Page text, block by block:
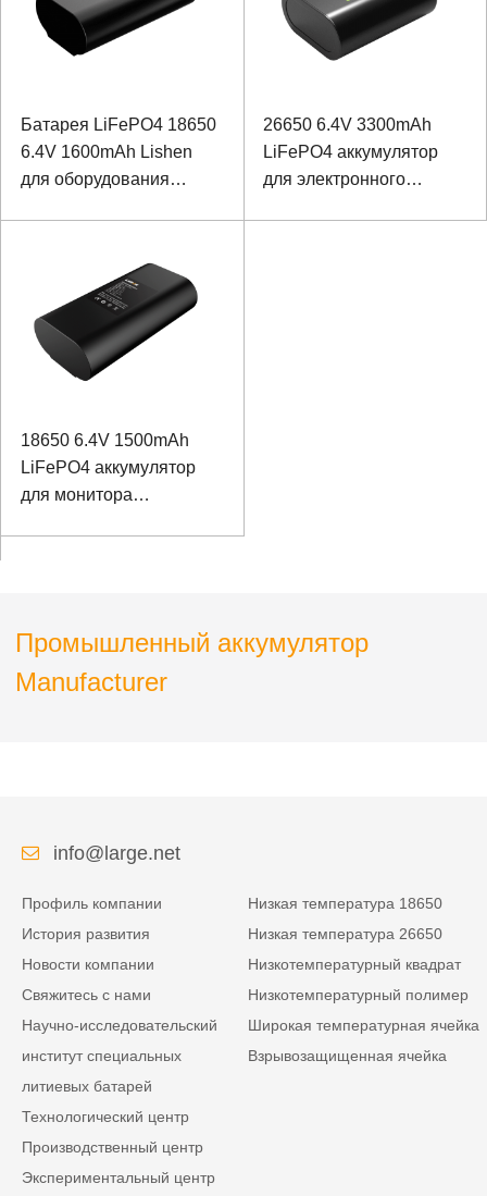
Батарея LiFePO4 18650
6.4V 1600mAh Lishen
для оборудования
26650 6.4V 3300mAh
LiFePO4 аккумулятор
для электронного
18650 6.4V 1500mAh
LiFePO4 аккумулятор
для монитора
Промышленный аккумулятор
Manufacturer
info@large.net
Профиль компании
История развития
Новости компании
Свяжитесь с нами
Научно-исследовательский
институт специальных
литиевых батарей
Технологический центр
Производственный центр
Экспериментальный центр
Низкая температура 18650
Низкая температура 26650
Низкотемпературный квадрат
Низкотемпературный полимер
Широкая температурная ячейка
Взрывозащищенная ячейка